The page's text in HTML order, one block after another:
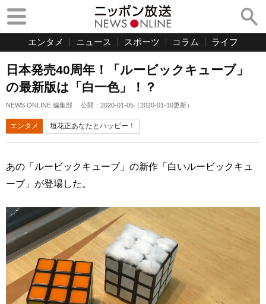
エンタメ ニュース スポーツ コラム ライフ
日本発売40周年！「ルービックキューブ」
の最新版は「白一色」！？
NEWS ONLINE 編集部 公開： 2020-01-05 （2020-01-10更新）
エンタメ 垣花正あなたとハッピー！
あの「ルービックキューブ」の新作「白いルービックキュ
ーブ」が登場した。